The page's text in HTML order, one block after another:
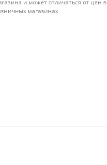
и может отличаться от цен в
магазинах